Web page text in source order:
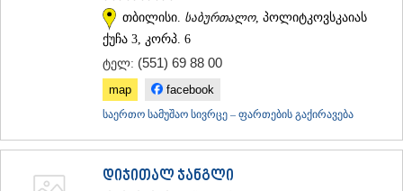
თბილისი. საბურთალო, პოლიტკოვსკაიას
ქუჩა 3, კორპ. 6
ტელ: (551) 69 88 00
map facebook
საერთო სამუშაო სივრცე – ფართების გაქირავება
დიჯითალ ჯანგლი